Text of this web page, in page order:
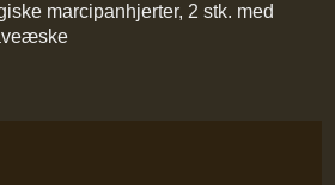
marcipanhjerter, 2 stk. med